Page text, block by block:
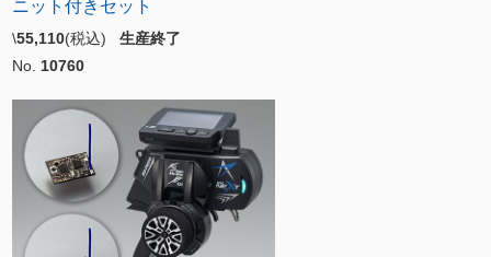
ニット付きセット
\55,110(税込) 生産終了
No. 10760